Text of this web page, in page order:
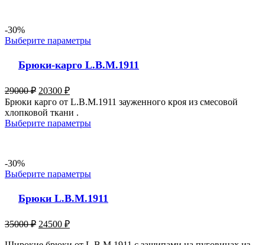
-30%
Выберите параметры
Брюки-карго L.B.M.1911
29000₽ 20300 ₽
Брюки карго от L.B.M.1911 зауженного кроя из смесовой
хлопковой ткани .
Выберите параметры
-30%
Выберите параметры
Брюки L.B.M.1911
35000₽ 24500 ₽